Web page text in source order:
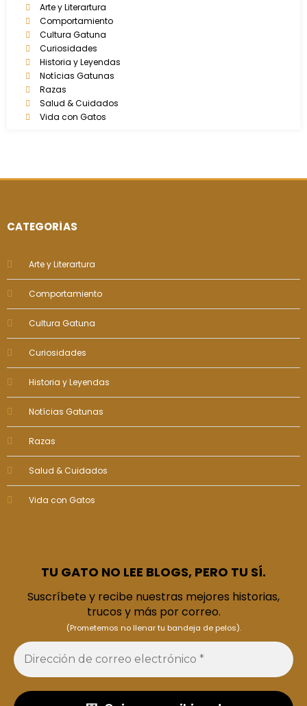
Arte y Literartura
Comportamiento
Cultura Gatuna
Curiosidades
Historia y Leyendas
Notícias Gatunas
Razas
Salud & Cuidados
Vida con Gatos
CATEGORÍAS
Arte y Literartura
Comportamiento
Cultura Gatuna
Curiosidades
Historia y Leyendas
Notícias Gatunas
Razas
Salud & Cuidados
Vida con Gatos
TU GATO NO LEE BLOGS, PERO TU SÍ.
Suscríbete y recibe nuestras mejores historias,
trucos y más por correo.
(Prometemos no llenar tu bandeja de pelos).